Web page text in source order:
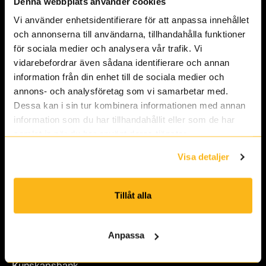
Vi använder enhetsidentifierare för att anpassa innehållet
och annonserna till användarna, tillhandahålla funktioner
för sociala medier och analysera vår trafik. Vi
vidarebefordrar även sådana identifierare och annan
information från din enhet till de sociala medier och
annons- och analysföretag som vi samarbetar med.
Dessa kan i sin tur kombinera informationen med annan
information som du har tillhandahållit eller som de har
samlat in när du har använt deras tjänster.
Visa detaljer
Tillåt alla
Anpassa
Skistore/Mtbstore
Övre Husargatan 2
411 22 Göteborg
Öppettider
Tis-Fre: 11-18